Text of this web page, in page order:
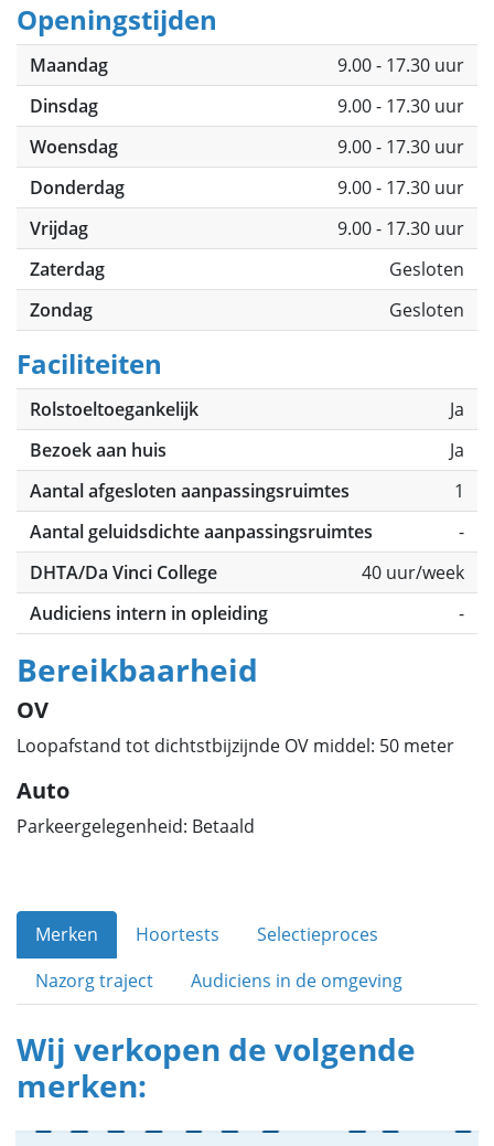
Openingstijden
Maandag
9.00 - 17.30 uur
Dinsdag
9.00 - 17.30 uur
Woensdag
9.00 - 17.30 uur
Donderdag
9.00 - 17.30 uur
Vrijdag
9.00 - 17.30 uur
Zaterdag
Gesloten
Zondag
Gesloten
Faciliteiten
Rolstoeltoegankelijk
Ja
Bezoek aan huis
Ja
Aantal afgesloten aanpassingsruimtes
1
Aantal geluidsdichte aanpassingsruimtes
-
DHTA/Da Vinci College
40 uur/week
Audiciens intern in opleiding
-
Bereikbaarheid
OV
Loopafstand tot dichtstbijzijnde OV middel: 50 meter
Auto
Parkeergelegenheid: Betaald
Merken Hoortests
Selectieproces
Nazorg traject
Audiciens in de omgeving
Wij verkopen de volgende
merken: